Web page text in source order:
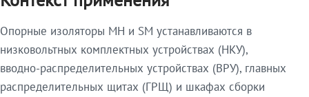
Опорные изоляторы МН и SM устанавливаются в
низковольтных комплектных устройствах (НКУ),
вводно-распределительных устройствах (ВРУ), главных
распределительных щитах (ГРЩ) и шкафах сборки